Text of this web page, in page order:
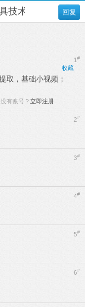
回复
技术论坛
1#
收藏
取，基础小视频；
有账号？ 立即注册
2#
3#
4#
5#
6#